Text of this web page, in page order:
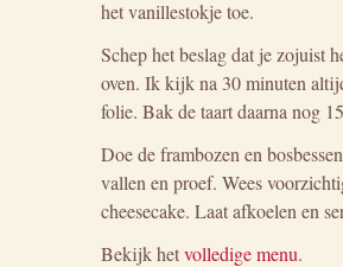
het vanillestokje toe.
Schep het beslag dat je zojuist
oven. Ik kijk na 30 minuten
folie. Bak de taart daarna nog
Doe de frambozen en
vallen en proef. Wees
cheesecake. Laat afkoelen en
Bekijk hetvolledige menu.